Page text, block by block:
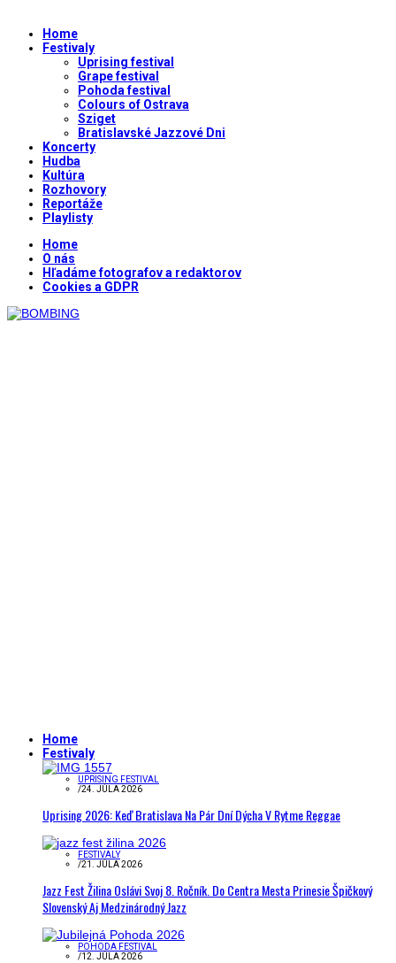
Home
Festivaly
Uprising festival
Grape festival
Pohoda festival
Colours of Ostrava
Sziget
Bratislavské Jazzové Dni
Koncerty
Hudba
Kultúra
Rozhovory
Reportáže
Playlisty
Home
O nás
Hľadáme fotografov a redaktorov
Cookies a GDPR
Home
Festivaly
UPRISING FESTIVAL
/24. JÚLA 2026
Uprising 2026: Keď Bratislava Na Pár Dní Dýcha V Rytme Reggae
FESTIVALY
/21. JÚLA 2026
Jazz Fest Žilina Oslávi Svoj 8. Ročník. Do Centra Mesta Prinesie Špičkový
Slovenský Aj Medzinárodný Jazz
POHODA FESTIVAL
/12. JÚLA 2026